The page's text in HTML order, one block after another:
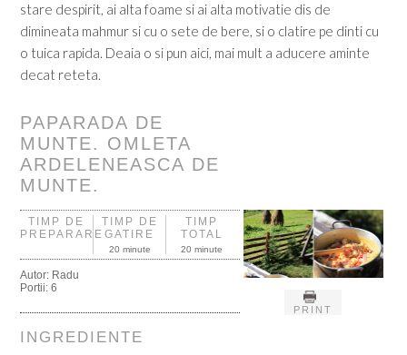
stare despirit, ai alta foame si ai alta motivatie dis de
dimineata mahmur si cu o sete de bere, si o clatire pe dinti cu
o tuica rapida. Deaia o si pun aici, mai mult a aducere aminte
decat reteta.
PAPARADA DE
MUNTE. OMLETA
ARDELENEASCA DE
MUNTE.
PRINT
TIMP DE
PREPARARE
TIMP DE
GATIRE
20 minute
TIMP
TOTAL
20 minute
Autor: Radu
Portii:6
INGREDIENTE